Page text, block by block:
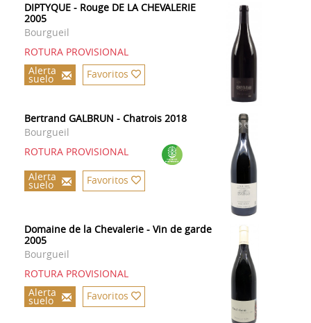
DIPTYQUE - Rouge DE LA CHEVALERIE
2005
Bourgueil
ROTURA PROVISIONAL
Alerta
suelo Favoritos
Bertrand GALBRUN - Chatrois 2018
Bourgueil
ROTURA PROVISIONAL
Alerta
suelo Favoritos
Domaine de la Chevalerie - Vin de garde
2005
Bourgueil
ROTURA PROVISIONAL
Alerta
suelo Favoritos